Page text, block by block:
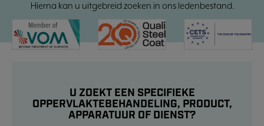
Hierna kan u uitgebreid zoeken in ons ledenbestand.
U ZOEKT EEN SPECIFIEKE
OPPERVLAKTEBEHANDELING, PRODUCT,
APPARATUUR OF DIENST?